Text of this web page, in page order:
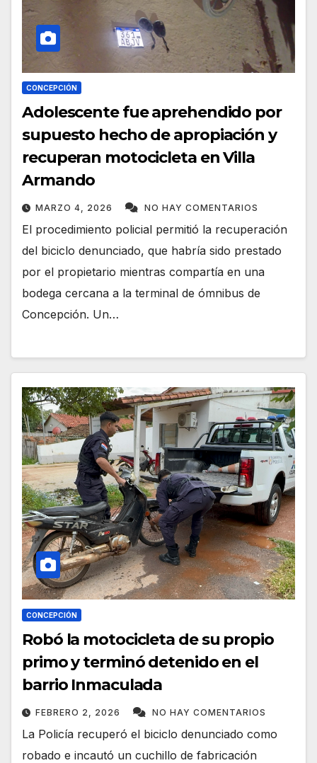
CONCEPCIÓN
Adolescente fue aprehendido por
supuesto hecho de apropiación y
recuperan motocicleta en Villa
Armando
MARZO 4, 2026 NO HAY COMENTARIOS
El procedimiento policial permitió la recuperación
del biciclo denunciado, que habría sido prestado
por el propietario mientras compartía en una
bodega cercana a la terminal de ómnibus de
Concepción. Un…
CONCEPCIÓN
Robó la motocicleta de su propio
primo y terminó detenido en el
barrio Inmaculada
FEBRERO 2, 2026 NO HAY COMENTARIOS
La Policía recuperó el biciclo denunciado como
robado e incautó un cuchillo de fabricación